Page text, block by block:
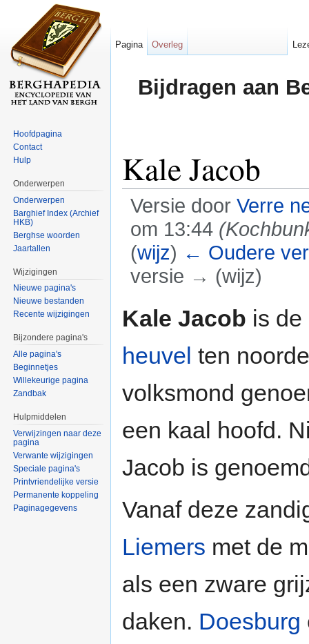
Bijdragen aan
Kale Jacob
Versie door Verre
om 13:44
(wijz) ← Oudere
versie → (wijz)
Kale Jacob is de
heuvel ten
volksmond
een kaal hoofd.
Jacob is
Vanaf deze
Liemers met de
als een zware
daken. Doesburg
Pagina Overleg
Hoofdpagina
Contact
Hulp
Onderwerpen
Onderwerpen
Barghief Index (Archief
HKB)
Berghse woorden
Jaartallen
Wijzigingen
Nieuwe pagina's
Nieuwe bestanden
Recente wijzigingen
Bijzondere pagina's
Alle pagina's
Beginnetjes
Willekeurige pagina
Zandbak
Hulpmiddelen
Verwijzingen naar deze
pagina
Verwante wijzigingen
Speciale pagina's
Printvriendelijke versie
Permanente koppeling
Paginagegevens